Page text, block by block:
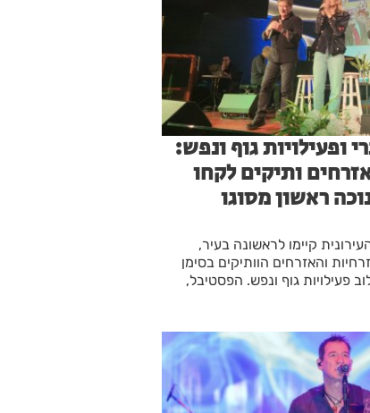
ופעילויות גוף ונפש:
ותיקים לקחו
ראשון מסוגו
קיימו לראשונה בעיר,
והאזרחים הוותיקים בסימן
פעילויות גוף ונפש. הפסטיבל,
מרגש